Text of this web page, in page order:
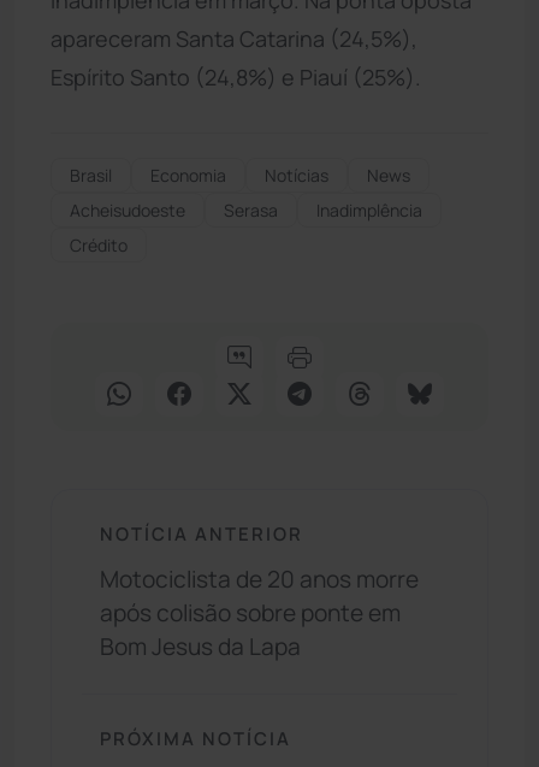
apareceram Santa Catarina (24,5%),
Espírito Santo (24,8%) e Piauí (25%).
Brasil Economia Notícias
News
Acheisudoeste
Serasa
Inadimplência
Crédito
NOTÍCIA ANTERIOR
Motociclista de 20 anos morre
após colisão sobre ponte em
Bom Jesus da Lapa
PRÓXIMA NOTÍCIA